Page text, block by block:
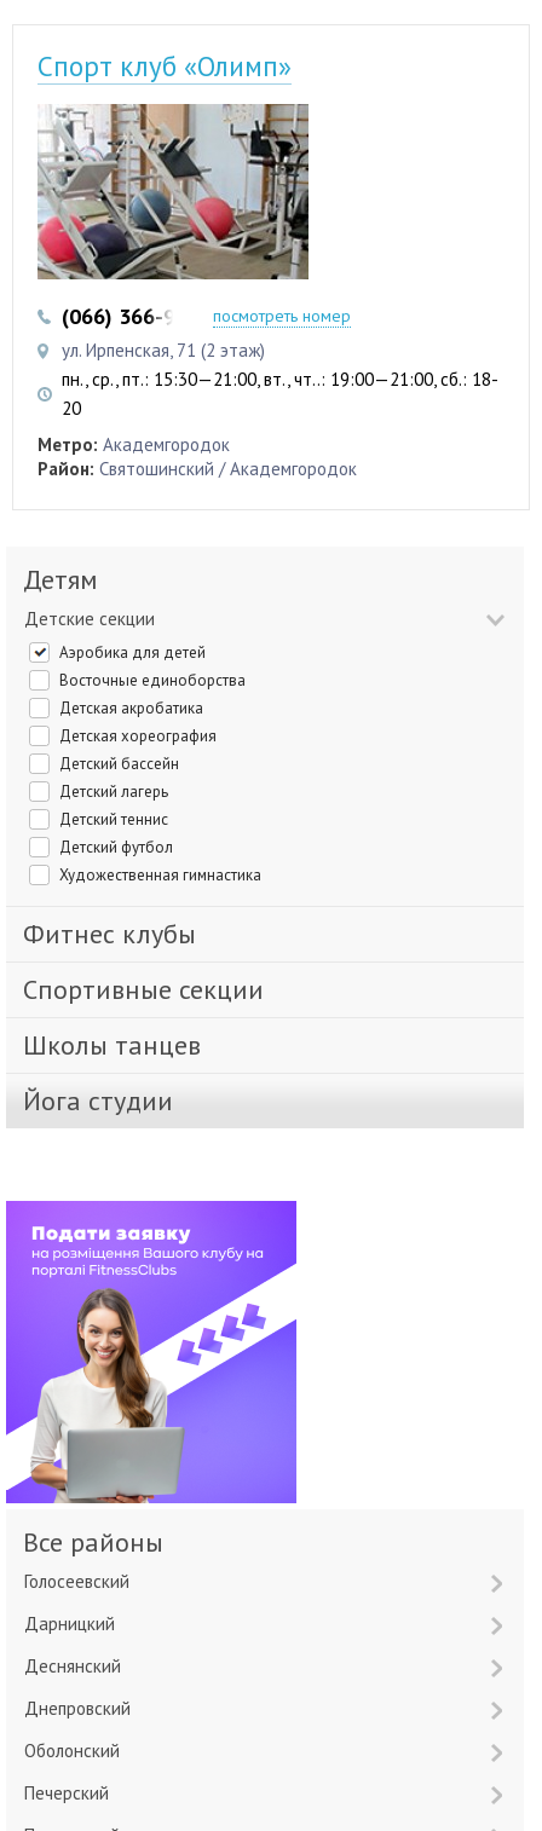
Спорт клуб «Олимп»
(066) 366-99-29 (093) 605-05-81
посмотреть номер
ул. Ирпенская, 71 (2 этаж)
пн., ср., пт.: 15:30—21:00, вт., чт..: 19:00—21:00, сб.: 18-
20
Метро: Академгородок
Район: Святошинский / Академгородок
Детям
Детские секции
Аэробика для детей
Восточные единоборства
Детская акробатика
Детская хореография
Детский бассейн
Детский лагерь
Детский теннис
Детский футбол
Художественная гимнастика
Фитнес клубы
Спортивные секции
Школы танцев
Йога студии
Все районы
Голосеевский
Дарницкий
Деснянский
Днепровский
Оболонский
Печерский